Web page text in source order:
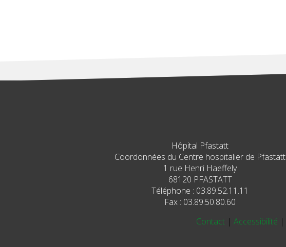
Hôpital Pfastatt
Coordonnées du Centre hospitalier de Pfastatt
1 rue Henri Haeffely
68120 PFASTATT
Téléphone : 03.89.52.11.11
Fax : 03.89.50.80.60
Contact | Accessibilité |